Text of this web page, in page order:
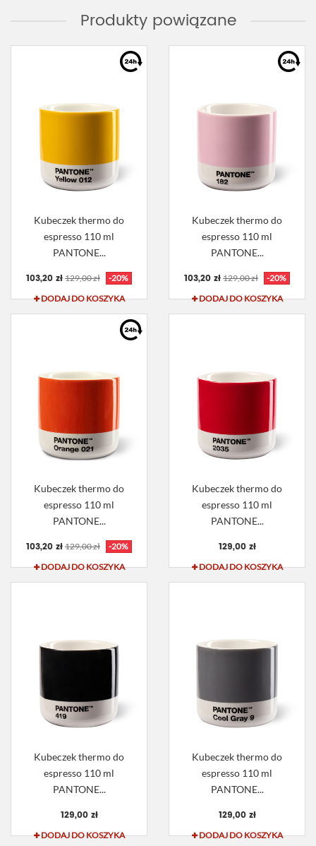
Produkty powiązane
Kubeczek thermo do
espresso 110 ml
PANTONE...
103,20 zł 129,00 zł
-20%
DODAJ DO KOSZYKA
Kubeczek thermo do
espresso 110 ml
PANTONE...
103,20 zł 129,00 zł
-20%
DODAJ DO KOSZYKA
Kubeczek thermo do
espresso 110 ml
PANTONE...
103,20 zł 129,00 zł
-20%
DODAJ DO KOSZYKA
Kubeczek thermo do
espresso 110 ml
PANTONE...
129,00 zł
DODAJ DO KOSZYKA
Kubeczek thermo do
espresso 110 ml
PANTONE...
129,00 zł
DODAJ DO KOSZYKA
Kubeczek thermo do
espresso 110 ml
PANTONE...
129,00 zł
DODAJ DO KOSZYKA